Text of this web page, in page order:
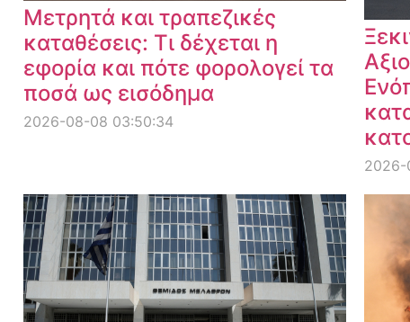
Μετρητά και τραπεζικές
καταθέσεις: Τι δέχεται η
εφορία και πότε φορολογεί τα
ποσά ως εισόδημα
2026-08-08 03:50:34
2026-